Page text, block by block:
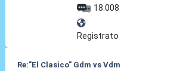
18.008
Registrato
Re:"El Clasico" Gdm vs Vdm